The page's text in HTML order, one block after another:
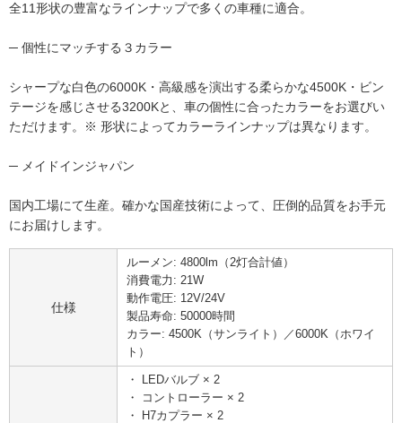
全11形状の豊富なラインナップで多くの車種に適合。
─ 個性にマッチする３カラー
シャープな白色の6000K・高級感を演出する柔らかな4500K・ビン
テージを感じさせる3200Kと、車の個性に合ったカラーをお選びい
ただけます。※ 形状によってカラーラインナップは異なります。
─ メイドインジャパン
国内工場にて生産。確かな国産技術によって、圧倒的品質をお手元
にお届けします。
仕様
ルーメン: 4800lm（2灯合計値）
消費電力: 21W
動作電圧: 12V/24V
製品寿命: 50000時間
カラー: 4500K（サンライト）／6000K（ホワイ
ト）
・ LEDバルブ × 2
・ コントローラー × 2
・ H7カプラー × 2